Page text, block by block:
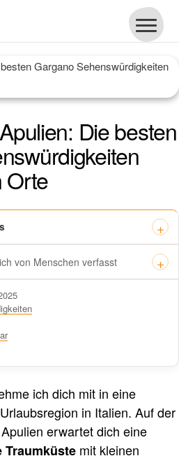
Die besten
Orte
von Menschen verfasst
Winston AI geprüft wurde und die Inhalte von
KI-Tools verfasst wurden.
ich dich mit in eine
in Italien. Auf der
erwartet dich eine
mit kleinen